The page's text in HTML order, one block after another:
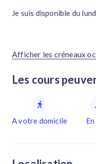
Je suis disponible du
Afficher les créneaux
Les cours
A votre domicile